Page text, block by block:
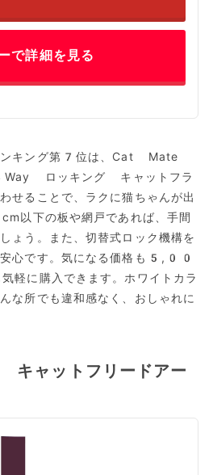
で詳細を見る
ンキング第7位は、Cat Mate
ロッキング キャットフラ
せることで、ラクに猫ちゃんが出
以下の板や網戸であれば、手間
ょう。また、切替式ロック機構を
安心です。気になる価格も5,00
軽に購入できます。ホワイトカラ
な所でも違和感なく、おしゃれに
ャットフリードアー